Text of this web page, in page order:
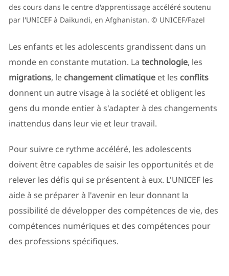
des cours dans le centre d'apprentissage accéléré soutenu
par l'UNICEF à Daikundi, en Afghanistan. © UNICEF/Fazel
Les enfants et les adolescents grandissent dans un
monde en constante mutation. La technologie, les
migrations, le changement climatiqueet les conflits
donnent un autre visage à la société et obligent les
gens du monde entier à s'adapter à des changements
inattendus dans leur vie et leur travail.
Pour suivre ce rythme accéléré, les adolescents
doivent être capables de saisir les opportunités et de
relever les défis qui se présentent à eux. L'UNICEF les
aide à se préparer à l'avenir en leur donnant la
possibilité de développer des compétences de vie, des
compétences numériques et des compétences pour
des professions spécifiques.